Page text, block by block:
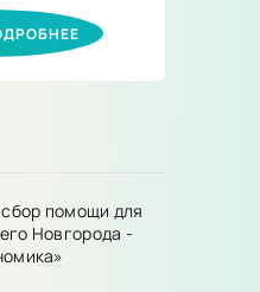
сбор помощи для
Новгорода -